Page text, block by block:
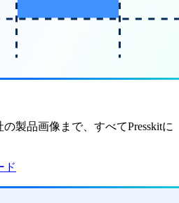
製品画像まで、すべてPresskitに
ド